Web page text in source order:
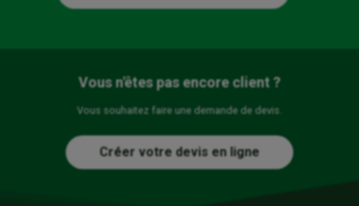
Vous n'êtes pas encore client ?
Vous souhaitez faire une demande de devis.
Créer votre devis en ligne